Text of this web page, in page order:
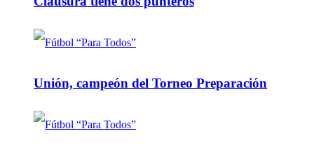
Unión, campeón del Torneo Preparación